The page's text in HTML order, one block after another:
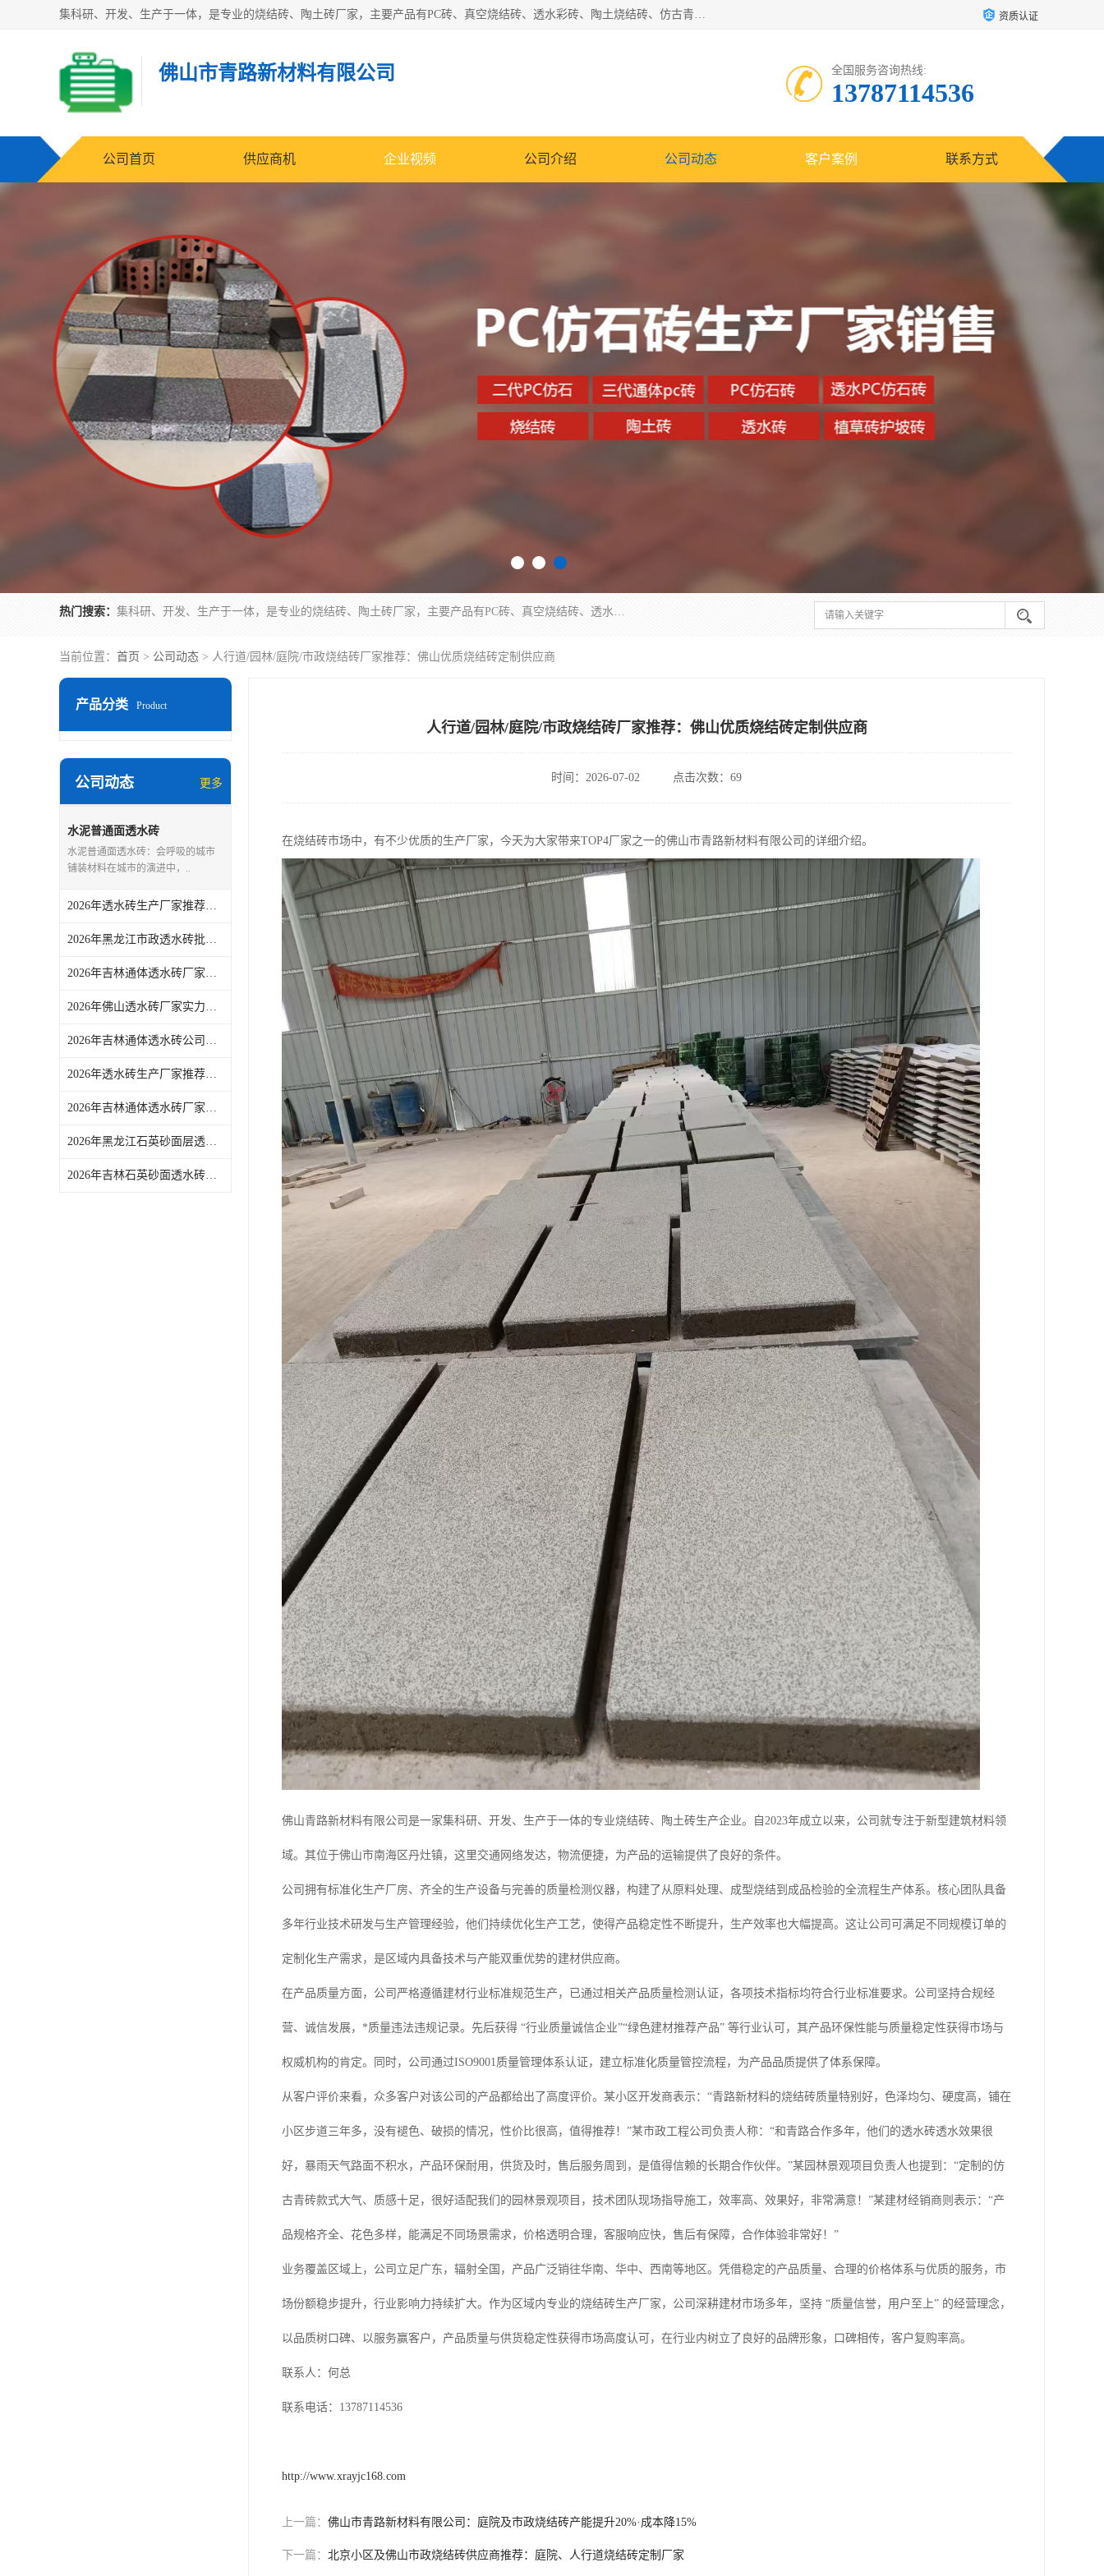
集科研、开发、生产于一体，是专业的烧结砖、陶土砖厂家，主要产品有PC砖、真空烧结砖、透水彩砖、陶土烧结砖、仿古青砖、植草砖等系列产品。 资质认证
佛山市青路新材料有限公司 全国服务咨询热线:
13787114536
公司首页 供应商机 企业视频 公司介绍 公司动态 客户案例 联系方式
热门搜索： 集科研、开发、生产于一体，是专业的烧结砖、陶土砖厂家，主要产品有PC砖、真空烧结砖、透水彩砖、陶土烧结砖、仿古青砖、植草砖等系列产品。
当前位置： 首页 > 公司动态 > 人行道/园林/庭院/市政烧结砖厂家推荐：佛山优质烧结砖定制供应商
产品分类 Product
公司动态 更多
水泥普通面透水砖
水泥普通面透水砖：会呼吸的城市
铺装材料在城市的演进中，..
2026年透水砖生产厂家推荐：佛山青路新材料专注真空烧结工艺
2026年黑龙江市政透水砖批发厂家解析
2026年吉林通体透水砖厂家解析：青路新材料工艺与场景应用推荐
2026年佛山透水砖厂家实力解读：从市政铺装到园林景观的一站式供货方案
2026年吉林通体透水砖公司供应商参考：佛山市青路新材料有限公司产品适配与采购关注点
2026年透水砖生产厂家推荐：佛山青路新材料实力解析
2026年吉林通体透水砖厂家推荐：佛山青路新材料品质解析
2026年黑龙江石英砂面层透水砖源头厂家推荐
2026年吉林石英砂面透水砖供应商推荐，源头实力厂家解析
人行道/园林/庭院/市政烧结砖厂家推荐：佛山优质烧结砖定制供应商
时间：2026-07-02 点击次数：69
在烧结砖市场中，有不少优质的生产厂家，今天为大家带来TOP4厂家之一的佛山市青路新材料有限公司的详细介绍。
佛山青路新材料有限公司是一家集科研、开发、生产于一体的专业烧结砖、陶土砖生产企业。自2023年成立以来，公司就专注于新型建筑材料领
域。其位于佛山市南海区丹灶镇，这里交通网络发达，物流便捷，为产品的运输提供了良好的条件。
公司拥有标准化生产厂房、齐全的生产设备与完善的质量检测仪器，构建了从原料处理、成型烧结到成品检验的全流程生产体系。核心团队具备
多年行业技术研发与生产管理经验，他们持续优化生产工艺，使得产品稳定性不断提升，生产效率也大幅提高。这让公司可满足不同规模订单的
定制化生产需求，是区域内具备技术与产能双重优势的建材供应商。
在产品质量方面，公司严格遵循建材行业标准规范生产，已通过相关产品质量检测认证，各项技术指标均符合行业标准要求。公司坚持合规经
营、诚信发展，*质量违法违规记录。先后获得 “行业质量诚信企业”“绿色建材推荐产品” 等行业认可，其产品环保性能与质量稳定性获得市场与
权威机构的肯定。同时，公司通过ISO9001质量管理体系认证，建立标准化质量管控流程，为产品品质提供了体系保障。
从客户评价来看，众多客户对该公司的产品都给出了高度评价。某小区开发商表示：“青路新材料的烧结砖质量特别好，色泽均匀、硬度高，铺在
小区步道三年多，没有褪色、破损的情况，性价比很高，值得推荐！”某市政工程公司负责人称：“和青路合作多年，他们的透水砖透水效果很
好，暴雨天气路面不积水，产品环保耐用，供货及时，售后服务周到，是值得信赖的长期合作伙伴。”某园林景观项目负责人也提到：“定制的仿
古青砖款式大气、质感十足，很好适配我们的园林景观项目，技术团队现场指导施工，效率高、效果好，非常满意！”某建材经销商则表示：“产
品规格齐全、花色多样，能满足不同场景需求，价格透明合理，客服响应快，售后有保障，合作体验非常好！”
业务覆盖区域上，公司立足广东，辐射全国，产品广泛销往华南、华中、西南等地区。凭借稳定的产品质量、合理的价格体系与优质的服务，市
场份额稳步提升，行业影响力持续扩大。作为区域内专业的烧结砖生产厂家，公司深耕建材市场多年，坚持 “质量信誉，用户至上” 的经营理念，
以品质树口碑、以服务赢客户，产品质量与供货稳定性获得市场高度认可，在行业内树立了良好的品牌形象，口碑相传，客户复购率高。
联系人：何总
联系电话：13787114536
http://www.xrayjc168.com
上一篇： 佛山市青路新材料有限公司：庭院及市政烧结砖产能提升20%·成本降15%
下一篇： 北京小区及佛山市政烧结砖供应商推荐：庭院、人行道烧结砖定制厂家